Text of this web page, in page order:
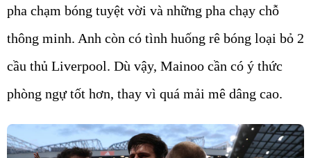
pha chạm bóng tuyệt vời và những pha chạy chỗ
thông minh. Anh còn có tình huống rê bóng loại bỏ 2
cầu thủ Liverpool. Dù vậy, Mainoo cần có ý thức
phòng ngự tốt hơn, thay vì quá mải mê dâng cao.